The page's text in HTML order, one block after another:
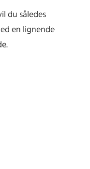
du således
en lignende